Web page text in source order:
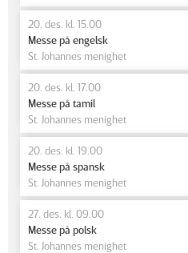
20. des. kl. 15.00
Messe på engelsk
St. Johannes menighet
20. des. kl. 17.00
Messe på tamil
St. Johannes menighet
20. des. kl. 19.00
Messe på spansk
St. Johannes menighet
27. des. kl. 09.00
Messe på polsk
St. Johannes menighet